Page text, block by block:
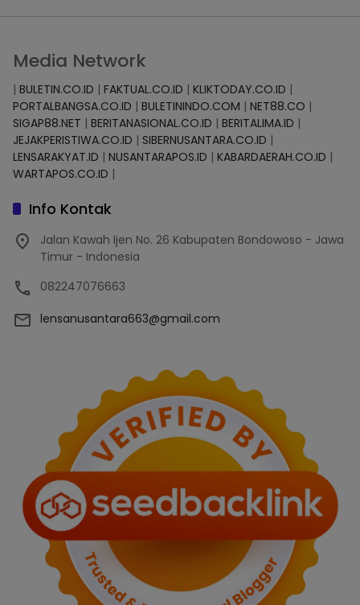
Media Network
| BULETIN.CO.ID | FAKTUAL.CO.ID | KLIKTODAY.CO.ID |
PORTALBANGSA.CO.ID | BULETININDO.COM | NET88.CO |
SIGAP88.NET | BERITANASIONAL.CO.ID | BERITALIMA.ID |
JEJAKPERISTIWA.CO.ID | SIBERNUSANTARA.CO.ID |
LENSARAKYAT.ID | NUSANTARAPOS.ID | KABARDAERAH.CO.ID |
WARTAPOS.CO.ID |
Info Kontak
Jalan Kawah Ijen No. 26 Kabupaten Bondowoso - Jawa
Timur - Indonesia
082247076663
lensanusantara663@gmail.com